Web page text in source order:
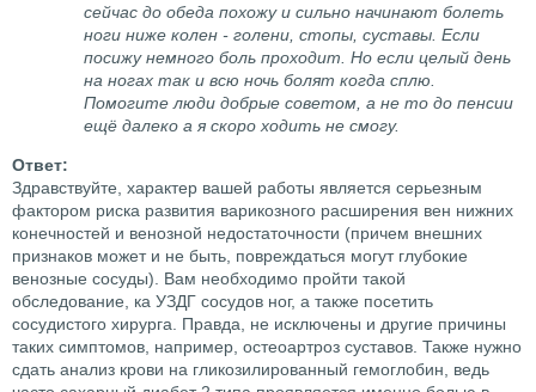
сейчас до обеда похожу и сильно начинают болеть
ноги ниже колен - голени, стопы, суставы. Если
посижу немного боль проходит. Но если целый день
на ногах так и всю ночь болят когда сплю.
Помогите люди добрые советом, а не то до пенсии
ещё далеко а я скоро ходить не смогу.
Здравствуйте, характер вашей работы является серьезным
фактором риска развития варикозного расширения вен нижних
конечностей и венозной недостаточности (причем внешних
признаков может и не быть, повреждаться могут глубокие
венозные сосуды). Вам необходимо пройти такой
обследование, ка УЗДГ сосудов ног, а также посетить
сосудистого хирурга. Правда, не исключены и другие причины
таких симптомов, например, остеоартроз суставов. Также нужно
сдать анализ крови на гликозилированный гемоглобин, ведь